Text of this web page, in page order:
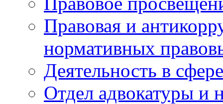
Правовая и
нормативных
Деятельность в
Отдел адвокатуры и